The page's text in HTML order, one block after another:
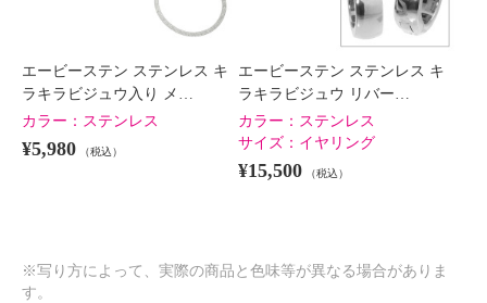
エービーステン ステンレス キ
ラキラビジュウ入り メ…
カラー： ステンレス
¥5,980 （税込）
エービーステン ステンレス キ
ラキラビジュウ リバー…
カラー： ステンレス
サイズ： イヤリング
¥15,500 （税込）
※写り方によって、実際の商品と色味等が異なる場合がありま
す。